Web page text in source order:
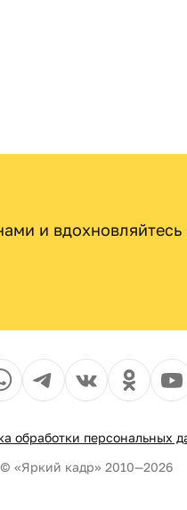
и
обработки персональных
© «Яркий кадр» 2010—2026